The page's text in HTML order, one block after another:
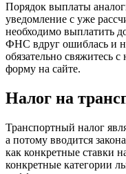
Порядок выплаты
уведомление с уже
необходимо выплатить
ФНС вдруг ошиблась и
обязательно свяжитесь
форму на сайте.
Налог на
Транспортный налог
а потому вводится
как конкретные ставки
конкретные категории